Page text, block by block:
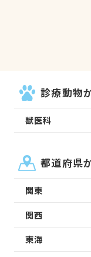
診療動物
獣医科
都道府県
関東
関西
東海